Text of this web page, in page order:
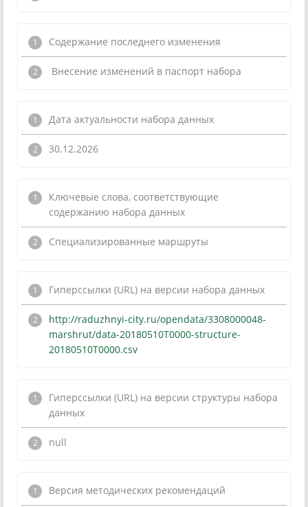
Содержание последнего изменения
Внесение изменений в паспорт набора
Дата актуальности набора данных
30.12.2026
Ключевые слова, соответствующие
содержанию набора данных
Специализированные маршруты
Гиперссылки (URL) на версии набора данных
http://raduzhnyi-city.ru/opendata/3308000048-
marshrut/data-20180510T0000-structure-
20180510T0000.csv
Гиперссылки (URL) на версии структуры набора
данных
null
Версия методических рекомендаций